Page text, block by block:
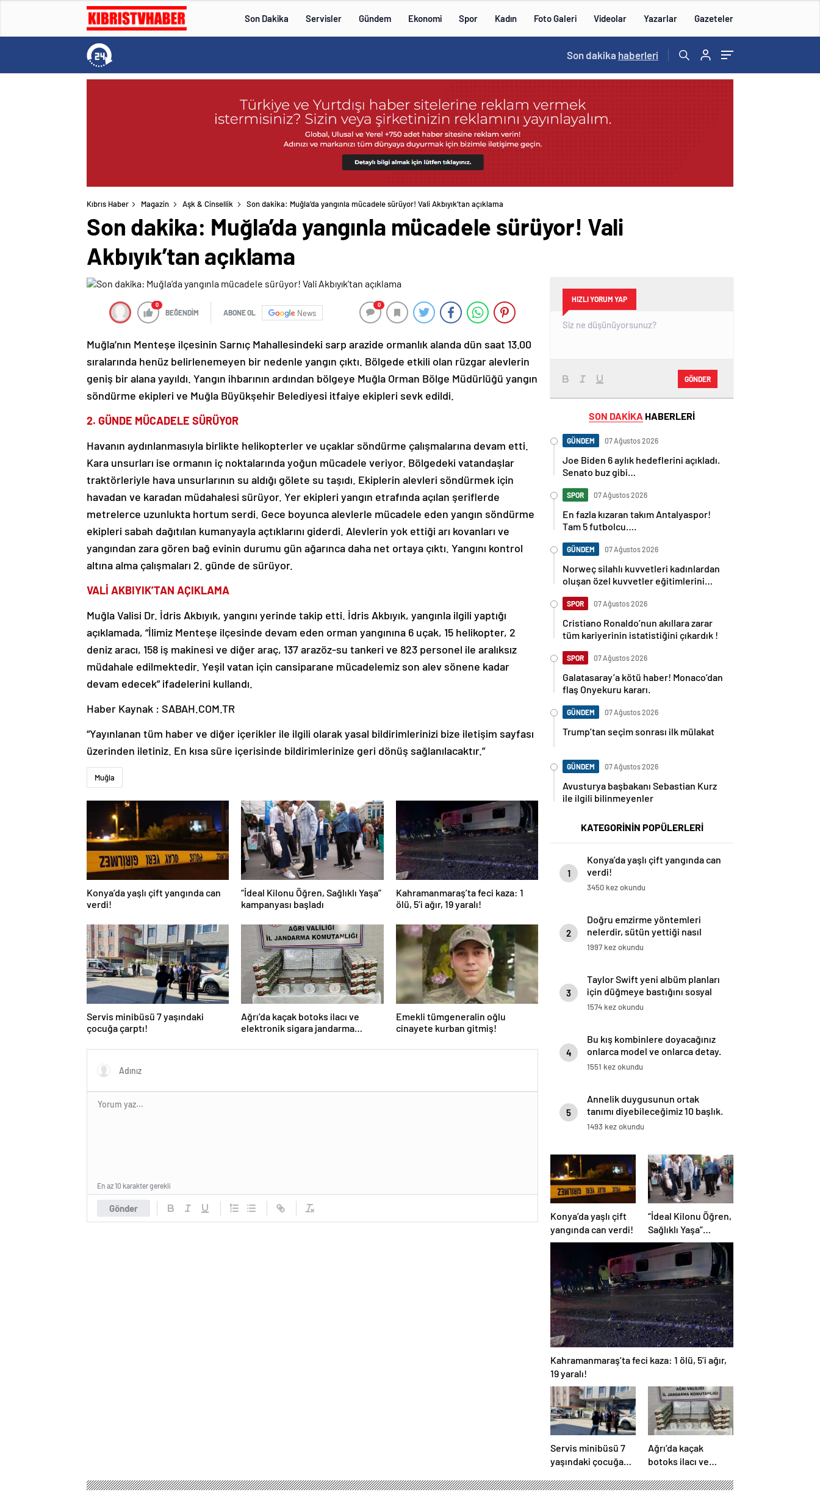
Son Dakika Servisler Gündem Ekonomi Spor Kadın Foto Galeri Videolar Yazarlar Gazeteler
Son dakika haberleri
Kıbrıs Haber Magazin Aşk & Cinsellik Son dakika: Muğla’da yangınla mücadele sürüyor! Vali Akbıyık’tan açıklama
Son dakika: Muğla’da yangınla mücadele sürüyor! Vali
Akbıyık’tan açıklama
0
BEĞENDİM ABONE OL News
0
Muğla’nın Menteşe ilçesinin Sarnıç Mahallesindeki sarp arazide ormanlık alanda dün saat 13.00
sıralarında henüz belirlenemeyen bir nedenle yangın çıktı. Bölgede etkili olan rüzgar alevlerin
geniş bir alana yayıldı. Yangın ihbarının ardından bölgeye Muğla Orman Bölge Müdürlüğü yangın
söndürme ekipleri ve Muğla Büyükşehir Belediyesi itfaiye ekipleri sevk edildi.
2. GÜNDE MÜCADELE SÜRÜYOR
Havanın aydınlanmasıyla birlikte helikopterler ve uçaklar söndürme çalışmalarına devam etti.
Kara unsurları ise ormanın iç noktalarında yoğun mücadele veriyor. Bölgedeki vatandaşlar
traktörleriyle hava unsurlarının su aldığı gölete su taşıdı. Ekiplerin alevleri söndürmek için
havadan ve karadan müdahalesi sürüyor. Yer ekipleri yangın etrafında açılan şeriflerde
metrelerce uzunlukta hortum serdi. Gece boyunca alevlerle mücadele eden yangın söndürme
ekipleri sabah dağıtılan kumanyayla açtıklarını giderdi. Alevlerin yok ettiği arı kovanları ve
yangından zara gören bağ evinin durumu gün ağarınca daha net ortaya çıktı. Yangını kontrol
altına alma çalışmaları 2. günde de sürüyor.
VALİ AKBIYIK’TAN AÇIKLAMA
Muğla Valisi Dr. İdris Akbıyık, yangını yerinde takip etti. İdris Akbıyık, yangınla ilgili yaptığı
açıklamada, “İlimiz Menteşe ilçesinde devam eden orman yangınına 6 uçak, 15 helikopter, 2
deniz aracı, 158 iş makinesi ve diğer araç, 137 arazöz-su tankeri ve 823 personel ile aralıksız
müdahale edilmektedir. Yeşil vatan için cansiparane mücadelemiz son alev sönene kadar
devam edecek” ifadelerini kullandı.
Haber Kaynak : SABAH.COM.TR
“Yayınlanan tüm haber ve diğer içerikler ile ilgili olarak yasal bildirimlerinizi bize iletişim sayfası
üzerinden iletiniz. En kısa süre içerisinde bildirimlerinize geri dönüş sağlanılacaktır.”
Muğla
Konya’da yaşlı çift yangında can
verdi!
“İdeal Kilonu Öğren, Sağlıklı Yaşa”
kampanyası başladı
Kahramanmaraş’ta feci kaza: 1
ölü, 5’i ağır, 19 yaralı!
Servis minibüsü 7 yaşındaki
çocuğa çarptı!
Ağrı’da kaçak botoks ilacı ve
elektronik sigara jandarma
Emekli tümgeneralin oğlu
cinayete kurban gitmiş!
Gönder
En az 10 karakter gerekli
HIZLI YORUM YAP
GÖNDER
SON DAKİKA HABERLERİ
GÜNDEM 07 Ağustos 2026
Joe Biden 6 aylık hedeflerini açıkladı.
Senato buz gibi…
SPOR 07 Ağustos 2026
En fazla kızaran takım Antalyaspor!
Tam 5 futbolcu….
GÜNDEM 07 Ağustos 2026
Norweç silahlı kuvvetleri kadınlardan
oluşan özel kuvvetler eğitimlerini
SPOR 07 Ağustos 2026
Cristiano Ronaldo’nun akıllara zarar
tüm kariyerinin istatistiğini çıkardık !
SPOR 07 Ağustos 2026
Galatasaray’a kötü haber! Monaco’dan
flaş Onyekuru kararı.
GÜNDEM 07 Ağustos 2026
Trump’tan seçim sonrası ilk mülakat
GÜNDEM 07 Ağustos 2026
Avusturya başbakanı Sebastian Kurz
ile ilgili bilinmeyenler
KATEGORİNİN POPÜLERLERİ
1
Konya’da yaşlı çift yangında can
verdi!
3450 kez okundu
2
Doğru emzirme yöntemleri
nelerdir, sütün yettiği nasıl
anlaşılır?
1997 kez okundu
3
Taylor Swift yeni albüm planları
için düğmeye bastığını sosyal
medyadan duyurdu!
1574 kez okundu
4
Bu kış kombinlere doyacağınız
onlarca model ve onlarca detay.
1551 kez okundu
5
Annelik duygusunun ortak
tanımı diyebileceğimiz 10 başlık.
1493 kez okundu
Konya’da yaşlı çift
yangında can verdi!
“İdeal Kilonu Öğren,
Sağlıklı Yaşa”
kampanyası başladı
Kahramanmaraş’ta feci kaza: 1 ölü, 5’i ağır,
19 yaralı!
Servis minibüsü 7
yaşındaki çocuğa
Ağrı’da kaçak
botoks ilacı ve
jandarma